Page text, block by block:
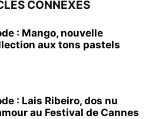
CONNEXES
: Mango, nouvelle
aux tons pastels
: Lais Ribeiro, dos nu
au Festival de Cannes